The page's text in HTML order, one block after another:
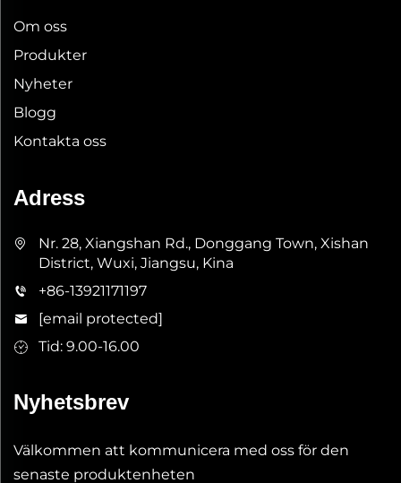
Om oss
Produkter
Nyheter
Blogg
Kontakta oss
Adress
Nr. 28, Xiangshan Rd., Donggang Town, Xishan
District, Wuxi, Jiangsu, Kina
+86-13921171197
[email protected]
Tid: 9.00-16.00
Nyhetsbrev
Välkommen att kommunicera med oss för den
senaste produktenheten